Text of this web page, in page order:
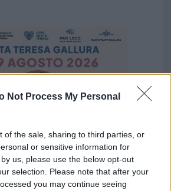
Not Process My Personal
of the sale, sharing to third parties, or
or sensitive information for
us, please use the below opt-out
selection. Please note that after your
you may continue seeing